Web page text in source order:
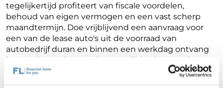
tegelijkertijd profiteert van fiscale voordelen,
behoud van eigen vermogen en een vast scherp
maandtermijn. Doe vrijblijvend een aanvraag voor
een van de lease auto's uit de voorraad van
autobedrijf duran en binnen een werkdag ontvang
je terugkoppeling op de mogelijkheden voor jouw
Financial Lease.